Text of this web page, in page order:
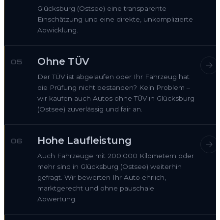
Glücksburg (Ostsee) eine transparente
Einschätzung und eine direkte, unkomplizierte
Abwicklung.
05 Ohne TÜV
Der TÜV ist abgelaufen oder Ihr Fahrzeug hat
die Prüfung nicht bestanden? Kein Problem –
wir kaufen auch Autos ohne TÜV in Glücksburg
(Ostsee) zuverlässig und fair an.
06 Hohe Laufleistung
Auch Fahrzeuge mit 200.000 Kilometern oder
mehr sind in Glücksburg (Ostsee) weiterhin
gefragt. Wir bewerten Ihr Auto ehrlich,
marktgerecht und ohne pauschale
Abwertung.